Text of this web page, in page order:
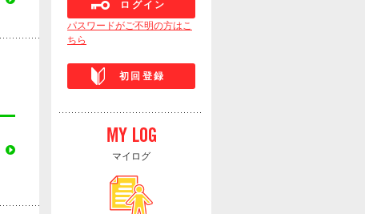
ログイン
パスワードがご不明の方はこ
ちら
初回登録
マイログ